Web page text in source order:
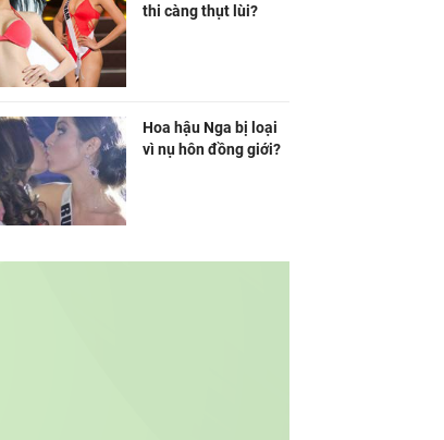
thi càng thụt lùi?
Hoa hậu Nga bị loại
vì nụ hôn đồng giới?